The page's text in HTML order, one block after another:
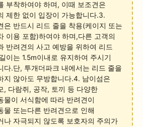
부착하여야 하며, 이때 보조견은
제한 없이 입장이 가능합니다.3.
은 반드시 리드 줄을 착용(케이지 또는
이용 포함)하여야 하며,다른 고객의
반려견의 사고 예방을 위하여 리드
이는 1.5m이내로 유지하여 주시기
다.단, 투개더파크 내에서는 리드 줄을
지 않아도 무방합니다.4. 남이섬은
, 다람쥐, 공작, 토끼 등 다양한
물이 서식함에 따라 반려견이
물 또는다른 반려견으로 인해
나 자극되지 않도록 보호자의 주의가